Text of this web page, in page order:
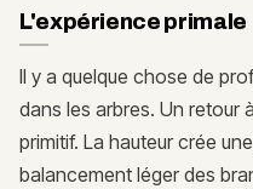
L'expérience primale
Il y a quelque chose de
dans les arbres. Un retour
primitif. La hauteur crée
balancement léger des